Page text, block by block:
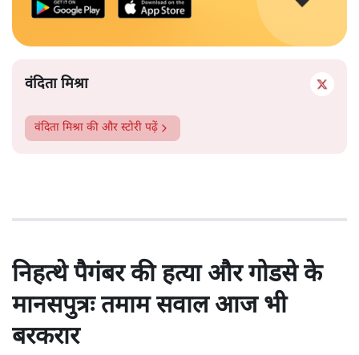
वंदिता मिश्रा
वंदिता मिश्रा की और स्टोरी पढ़ें
निहत्थे पैगंबर की हत्या और गोडसे के
मानसपुत्रः तमाम सवाल आज भी
बरकरार